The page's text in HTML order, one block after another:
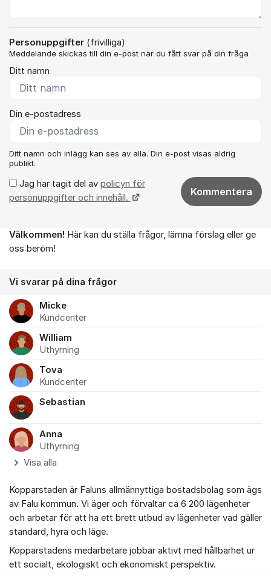
Personuppgifter (frivilliga)
Meddelande skickas till din e-post när du fått svar på din fråga
Ditt namn
Din e-postadress
Ditt namn och inlägg kan ses av alla. Din e-post visas aldrig
publikt.
Jag har tagit del av policyn för
personuppgifter och innehåll.
Kommentera
Om forumet
Välkommen! Här kan du ställa frågor, lämna förslag eller ge
oss beröm!
Vi svarar på dina frågor
Micke
Kundcenter
William
Uthyrning
Tova
Kundcenter
Sebastian
Anna
Uthyrning
Visa alla
Kopparstaden är Faluns allmännyttiga bostadsbolag som ägs
av Falu kommun. Vi äger och förvaltar ca 6 200 lägenheter
och arbetar för att ha ett brett utbud av lägenheter vad gäller
standard, hyra och läge.
Kopparstadens medarbetare jobbar aktivt med hållbarhet ur
ett socialt, ekologiskt och ekonomiskt perspektiv.